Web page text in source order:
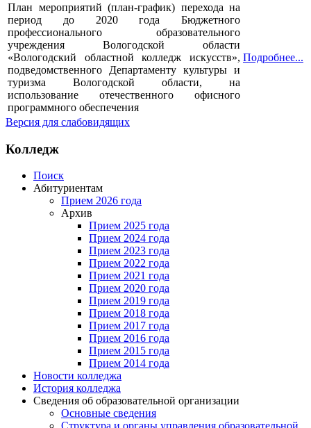
План мероприятий (план-график) перехода на
период до 2020 года Бюджетного
профессионального образовательного
учреждения Вологодской области
«Вологодский областной колледж искусств»,
подведомственного Департаменту культуры и
туризма Вологодской области, на
использование отечественного офисного
программного обеспечения
Подробнее...
Версия для слабовидящих
Колледж
Поиск
Абитуриентам
Прием 2026 года
Архив
Прием 2025 года
Прием 2024 года
Прием 2023 года
Прием 2022 года
Прием 2021 года
Прием 2020 года
Прием 2019 года
Прием 2018 года
Прием 2017 года
Прием 2016 года
Прием 2015 года
Прием 2014 года
Новости колледжа
История колледжа
Сведения об образовательной организации
Основные сведения